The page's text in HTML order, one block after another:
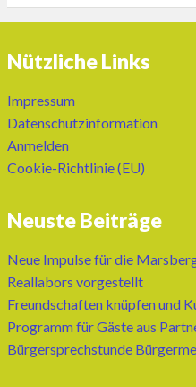
Nützliche Links
Impressum
Datenschutzinformation
Anmelden
Cookie-Richtlinie (EU)
Neuste Beiträge
Neue Impulse für die
Reallabors vorgestellt
Freundschaften knüpfen und
Programm für Gäste aus
Bürgersprechstunde